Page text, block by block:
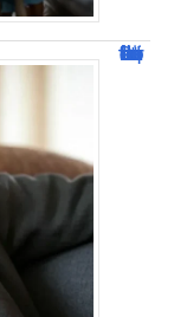
Jacques Dutronc fortune : estimation et sources de richesse !